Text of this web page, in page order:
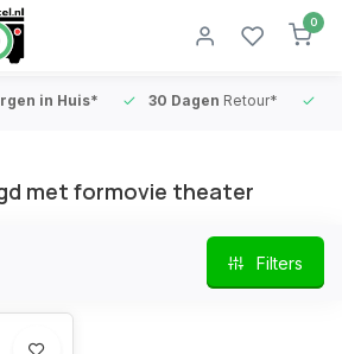
0
in Huis* 30 Dagen Retour*
met formovie theater
Filters